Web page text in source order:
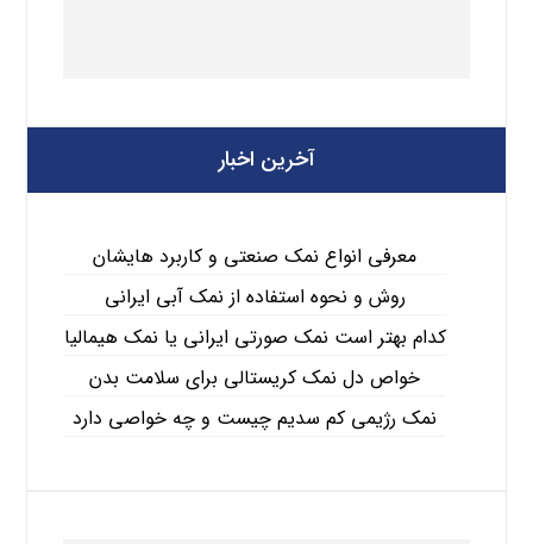
آخرین اخبار
معرفی انواع نمک صنعتی و کاربرد هایشان
روش و نحوه استفاده از نمک آبی ایرانی
کدام بهتر است نمک صورتی ایرانی یا نمک هیمالیا
خواص دل نمک کریستالی برای سلامت بدن
نمک رژیمی کم سدیم چیست و چه خواصی دارد